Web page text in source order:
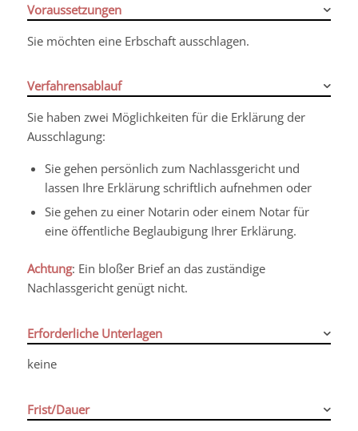
Voraussetzungen
Sie möchten eine Erbschaft ausschlagen.
Verfahrensablauf
Sie haben zwei Möglichkeiten für die Erklärung der
Ausschlagung:
Sie gehen persönlich zum Nachlassgericht und
lassen Ihre Erklärung schriftlich aufnehmen oder
Sie gehen zu einer Notarin oder einem Notar für
eine öffentliche Beglaubigung Ihrer Erklärung.
Achtung: Ein bloßer Brief an das zuständige
Nachlassgericht genügt nicht.
Erforderliche Unterlagen
keine
Frist/Dauer